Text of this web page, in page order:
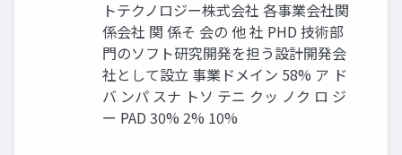
トテクノロジー株式会社 各事業会社関
係会社 関 係そ 会の 他 社 PHD 技術部
門のソフト研究開発を担う設計開発会
社として設立 事業ドメイン 58% ア ド
バ ンパ スナ トソ テニ クッ ノク ロ ジ
ー PAD 30% 2% 10%